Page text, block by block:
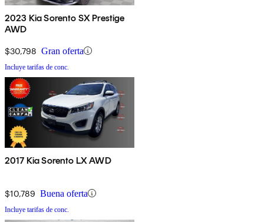
2023 Kia Sorento SX Prestige
AWD
$30,798 Gran oferta
Incluye tarifas de conc.
2017 Kia Sorento LX AWD
$10,789 Buena oferta
Incluye tarifas de conc.